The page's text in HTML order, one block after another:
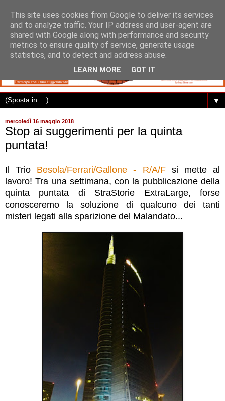
▼
mercoledì 16 maggio 2018
Stop ai suggerimenti per la quinta
puntata!
Il Trio Besola/Ferrari/Gallone - R/A/Fsi mette al
lavoro! Tra una settimana, con la pubblicazione della
quinta puntata di StraStorie ExtraLarge, forse
conosceremo la soluzione di qualcuno dei tanti
misteri legati alla sparizione del Malandato...
This site uses cookies from Google to deliver its services
and to analyze traffic. Your IP address and user-agent are
shared with Google along with performance and security
metrics to ensure quality of service, generate usage
statistics, and to detect and address abuse.
LEARN MORE GOT IT